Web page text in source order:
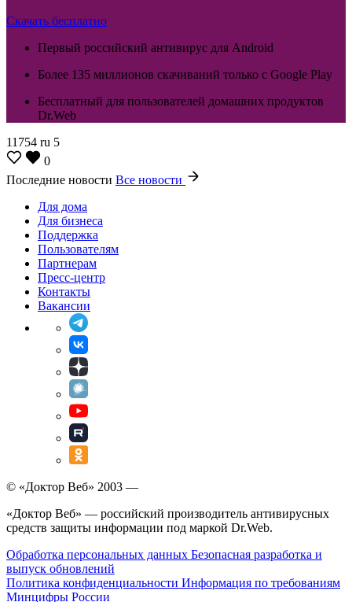
Скачать бесплатно
Первый российский антивирус для Android
Более 135 миллионов скачиваний только с Google Play
Бесплатный для пользователей домашних продуктов
Dr.Web
11754 ru 5
0
Последние новости Все новости
Для дома
Для бизнеса
Поддержка
Пользователям
Партнерам
Пресс-центр
Контакты
Вакансии
© «Доктор Веб» 2003 —
«Доктор Веб» — российский производитель антивирусных
средств защиты информации под маркой Dr.Web.
Обработка персональных данных Безопасная разработка и
выпуск обновлений
Политика конфиденциальности Информация по требованиям
Минцифры России